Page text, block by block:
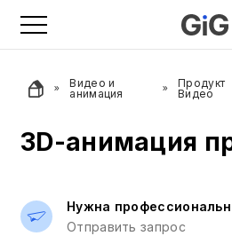
Видео и
анимация
Продукт
Видео
3D-анимация
Нужна
Отправить запрос